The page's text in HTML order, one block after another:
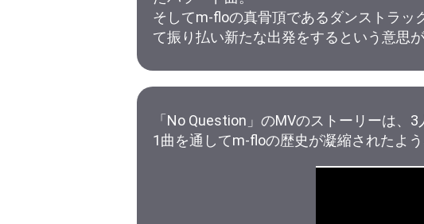
そしてm-floの真骨頂であるダンストラッ
て振り払い新たな出発をするという意思
「No Question」のMVのストーリーは、
1曲を通してm-floの歴史が凝縮されたよう